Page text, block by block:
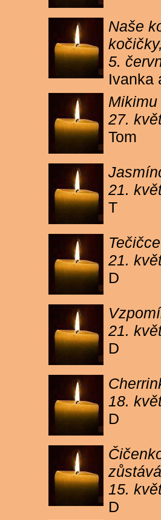
Naše
5.
Ivanka
27.
Tom
21.
T
21.
D
21.
D
18.
D
15.
D